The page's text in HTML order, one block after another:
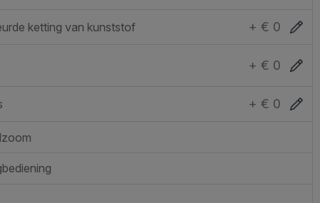
ketting van kunststof + € 0
+ € 0
+ € 0